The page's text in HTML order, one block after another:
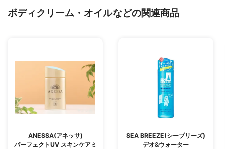
ボディクリーム・オイルなどの関連商品
ANESSA(アネッサ)
パーフェクトUV スキンケアミ
SEA BREEZE(シーブリーズ)
デオ&ウォーター